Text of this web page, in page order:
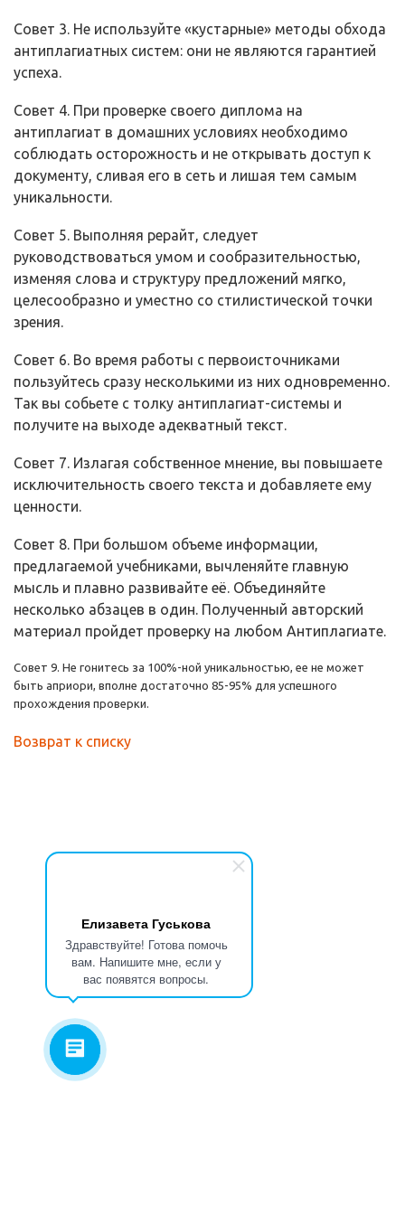
Елизавета Гуськова
Здравствуйте! Готова помочь
вам. Напишите мне, если у
вас появятся вопросы.
Совет 3. Не используйте «кустарные» методы обхода
антиплагиатных систем: они не являются гарантией
успеха.
Совет 4. При проверке своего диплома на
антиплагиат в домашних условиях необходимо
соблюдать осторожность и не открывать доступ к
документу, сливая его в сеть и лишая тем самым
уникальности.
Совет 5. Выполняя рерайт, следует
руководствоваться умом и сообразительностью,
изменяя слова и структуру предложений мягко,
целесообразно и уместно со стилистической точки
зрения.
Совет 6. Во время работы с первоисточниками
пользуйтесь сразу несколькими из них одновременно.
Так вы собьете с толку антиплагиат-системы и
получите на выходе адекватный текст.
Совет 7. Излагая собственное мнение, вы повышаете
исключительность своего текста и добавляете ему
ценности.
Совет 8. При большом объеме информации,
предлагаемой учебниками, вычленяйте главную
мысль и плавно развивайте её. Объединяйте
несколько абзацев в один. Полученный авторский
материал пройдет проверку на любом Антиплагиате.
Совет 9. Не гонитесь за 100%-ной уникальностью, ее не может
быть априори, вполне достаточно 85-95% для успешного
прохождения проверки.
Возврат к списку